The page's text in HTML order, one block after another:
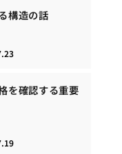
構造の話
を確認する重要